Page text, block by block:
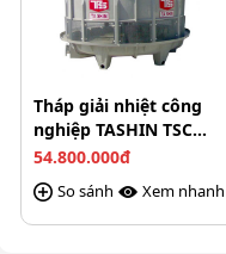
Tháp giải nhiệt công
nghiệp TASHIN TSC
125RT
54.800.000đ
So sánh Xem nhanh